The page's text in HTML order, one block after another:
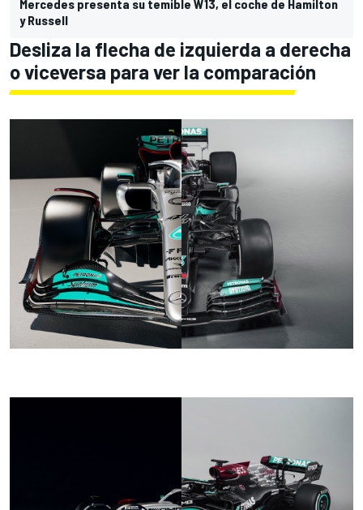
Mercedes presenta su temible W13, el coche de Hamilton
y Russell
Desliza la flecha de izquierda a derecha
o viceversa para ver la comparación